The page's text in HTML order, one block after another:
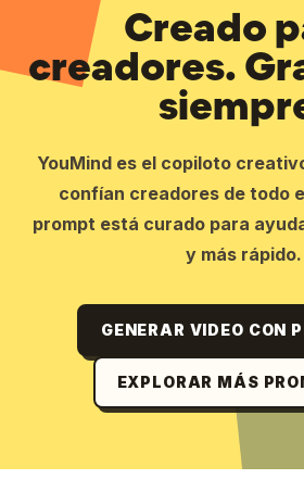
Creado
creadores.
YouMind es el copiloto
confían creadores de todo
prompt está curado para
y más rápido.
GENERAR VIDEO CON
EXPLORAR MÁS